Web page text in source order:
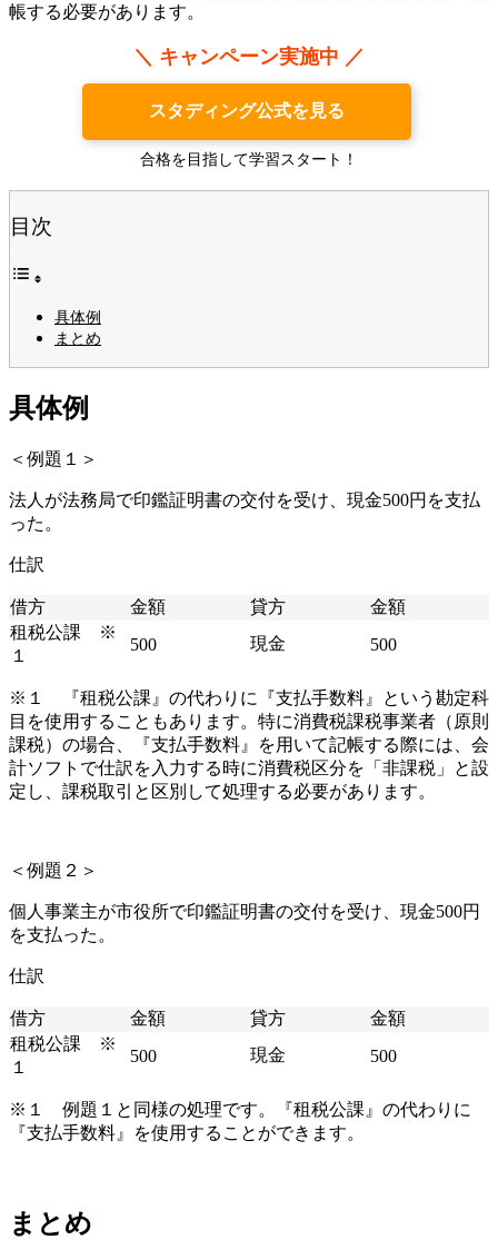
帳する必要があります。
＼ キャンペーン実施中 ／
スタディング公式を見る
合格を目指して学習スタート！
目次
具体例
まとめ
具体例
＜例題１＞
法人が法務局で印鑑証明書の交付を受け、現金500円を支払
った。
仕訳
借方 金額 貸方
金額
租税公課 ※
１
500 現金 500
※１ 『租税公課』の代わりに『支払手数料』という勘定科
目を使用することもあります。特に消費税課税事業者（原則
課税）の場合、『支払手数料』を用いて記帳する際には、会
計ソフトで仕訳を入力する時に消費税区分を「非課税」と設
定し、課税取引と区別して処理する必要があります。
＜例題２＞
個人事業主が市役所で印鑑証明書の交付を受け、現金500円
を支払った。
仕訳
借方 金額 貸方
金額
租税公課 ※
１
500 現金 500
※１ 例題１と同様の処理です。『租税公課』の代わりに
『支払手数料』を使用することができます。
まとめ